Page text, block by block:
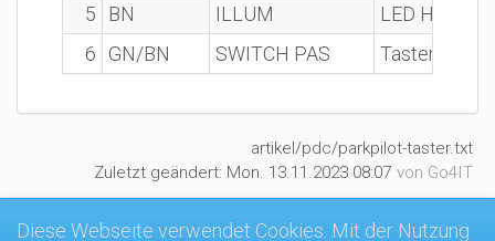
5
BN ILLUM
LED
6
GN/BN SWITCH PAS Taster
artikel/pdc/parkpilot-taster.txt
Zuletzt geändert: Mon. 13.11.2023 08:07 von Go4IT
Diese Webseite verwendet Cookies. Mit der Nutzung